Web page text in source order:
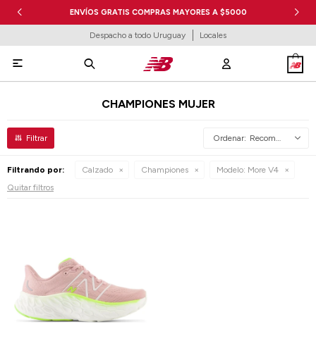
ENVÍOS GRATIS COMPRAS MAYORES A $5000
Despacho a todo Uruguay Locales

CHAMPIONES MUJER
Recomendados
Filtrando por: Calzado Championes Modelo: More V4
Quitar filtros